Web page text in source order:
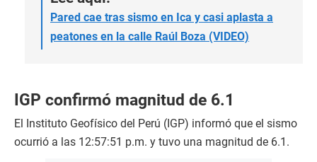
Pared cae tras sismo en Ica y casi aplasta a
peatones en la calle Raúl Boza (VIDEO)
IGP confirmó magnitud de 6.1
El Instituto Geofísico del Perú (IGP) informó que el sismo
ocurrió a las 12:57:51 p.m. y tuvo una magnitud de 6.1.